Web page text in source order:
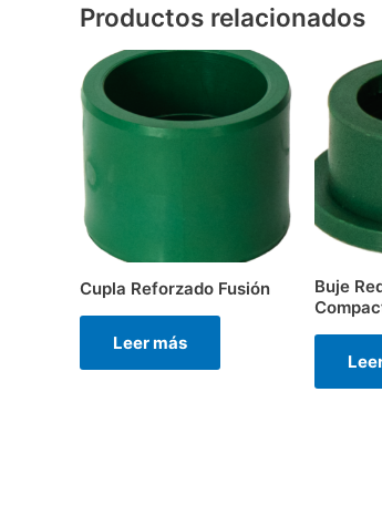
Productos relacionados
Cupla Reforzado Fusión
Leer más
Buje